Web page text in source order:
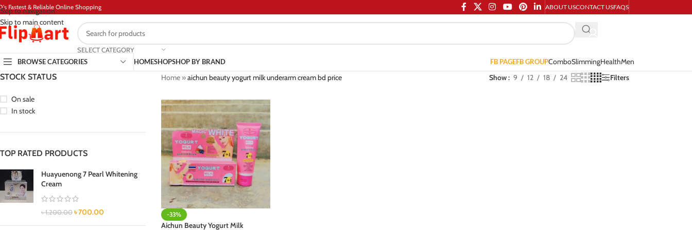
Skip to navigation
Skip to main content
Fastest & Reliable Online Shopping ABOUT USCONTACT USFAQS
SELECT CATEGORY
BROWSE CATEGORIES
HOMESHOPSHOP BY BRAND FB PAGEFB GROUPComboSlimmingHealthMen
STOCK STATUS
On sale
In stock
TOP RATED PRODUCTS
Huayuenong 7 Pearl Whitening
Cream
৳1,200.00 ৳700.00
Home»aichun beauty yogurt milk underarm cream bd price Show 9 12 18 24 Filters
-33%
Aichun Beauty Yogurt Milk